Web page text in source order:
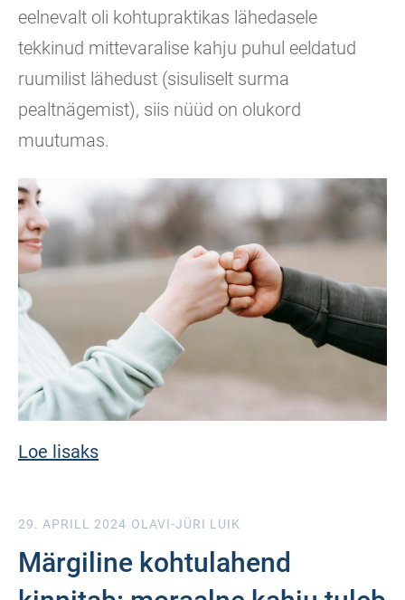
eelnevalt oli kohtupraktikas lähedasele
tekkinud mittevaralise kahju puhul eeldatud
ruumilist lähedust (sisuliselt surma
pealtnägemist), siis nüüd on olukord
muutumas.
Loe lisaks
29. APRILL 2024 OLAVI-JÜRI LUIK
Märgiline kohtulahend